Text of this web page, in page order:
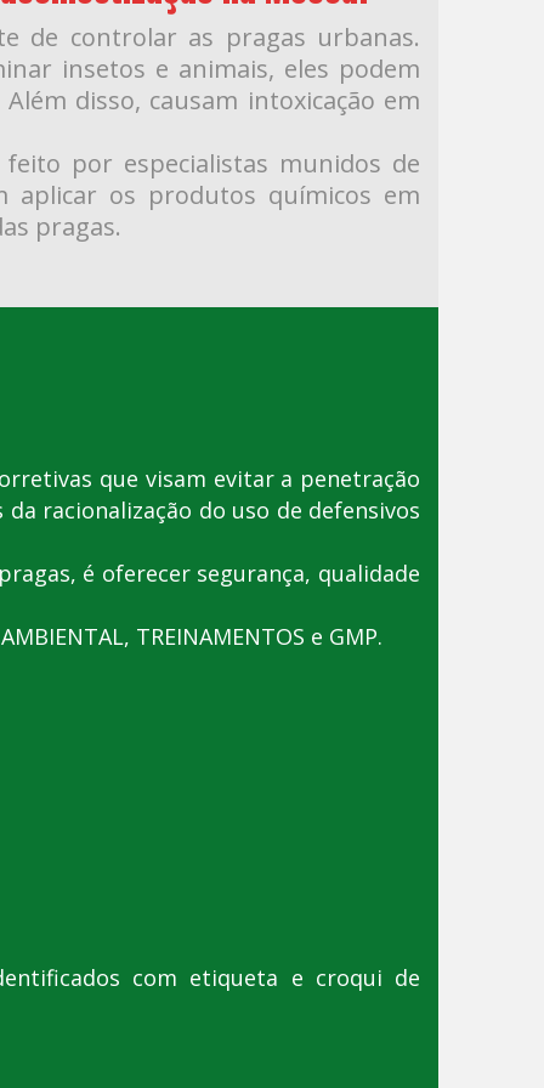
de controlar as pragas urbanas.
insetos e animais, eles podem
disso, causam intoxicação em
feito por especialistas munidos de
aplicar os produtos químicos em
pragas.
que visam evitar a penetração
da racionalização do uso de defensivos
é oferecer segurança, qualidade
TREINAMENTOS e GMP.
com etiqueta e croqui de